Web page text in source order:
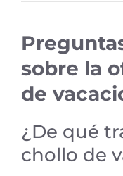
sobre la
de
¿De qué
chollo de